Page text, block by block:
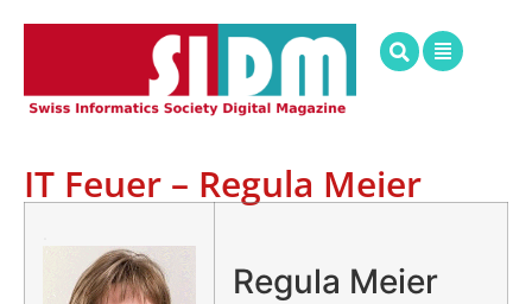
IT Feuer – Regula Meier
Regula Meier